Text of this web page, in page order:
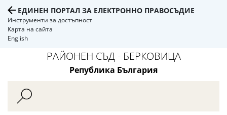
ЕДИНЕН ПОРТАЛ ЗА ЕЛЕКТРОННО ПРАВОСЪДИЕ
Инструменти за достъпност
Карта на сайта
English
РАЙОНЕН СЪД - БЕРКОВИЦА
Република България